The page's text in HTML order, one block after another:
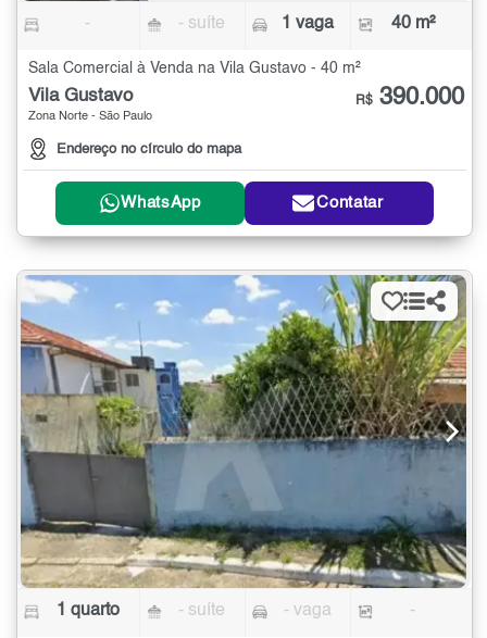
- - suíte 1 vaga 40 m²
Sala Comercial à Venda na Vila Gustavo - 40 m²
Vila Gustavo
Zona Norte - São Paulo
Endereço no círculo do mapa
R$ 390.000
WhatsApp Contatar
1 quarto - suíte - vaga -